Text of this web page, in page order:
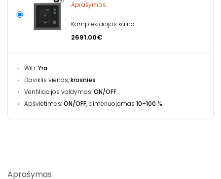
Aprašymas
Komplektacijos kaina:
2691.00€
WiFi:Yra
Daviklis vienas,krosnies
Ventiliacijos valdymas:ON/OFF
Apšvietimas:ON/OFF, dimeriuojamas 10–100 %
Aprašymas